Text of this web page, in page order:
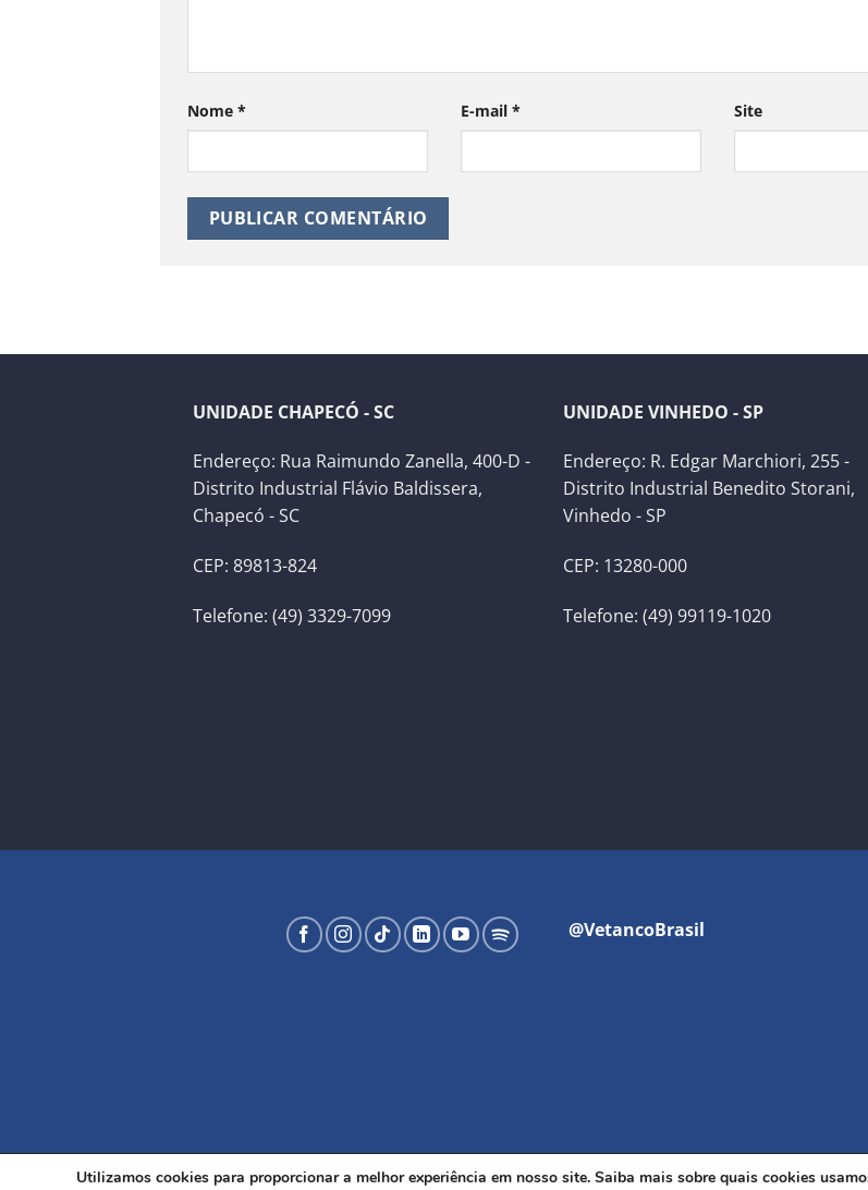
Nome * E-mail * Site
UNIDADE CHAPECÓ - SC
Endereço: Rua Raimundo Zanella, 400-D -
Distrito Industrial Flávio Baldissera,
Chapecó - SC
CEP: 89813-824
Telefone: (49) 3329-7099
UNIDADE VINHEDO - SP
Endereço: R. Edgar Marchiori, 255 -
Distrito Industrial Benedito Storani,
Vinhedo - SP
CEP: 13280-000
Telefone: (49) 99119-1020
@VetancoBrasil
Utilizamos cookies para proporcionar a melhor experiência em nosso site. Saiba mais sobre quais cookies